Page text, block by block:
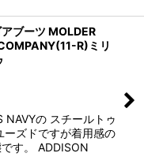
ブーツ MOLDER
R)ミリ
の スチールトゥ
ーズドですが着用感の
す。 ADDISON